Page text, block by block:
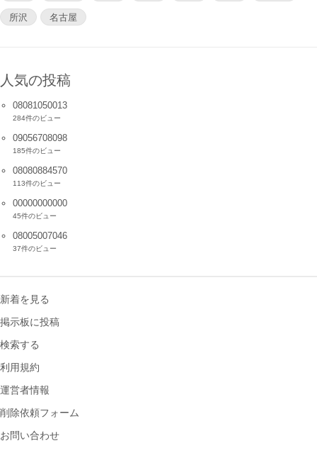
所沢
名古屋
人気の投稿
08081050013
284件のビュー
09056708098
185件のビュー
08080884570
113件のビュー
00000000000
45件のビュー
08005007046
37件のビュー
新着を見る
掲示板に投稿
検索する
利用規約
運営者情報
削除依頼フォーム
お問い合わせ